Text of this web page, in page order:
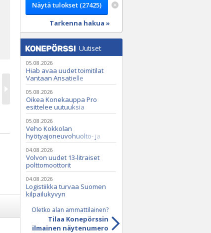
Tarkenna hakua »
Uutiset
05.08.2026
Hiab avaa uudet toimitilat
Vantaan Ansatielle
05.08.2026
Oikea Konekauppa Pro
esittelee uutuuksia
ammattikäyttöön
05.08.2026
Veho Kokkolan
hyötyajoneuvohuolto- ja
varaosatoiminnot Q2 Service
Oy:lle lokakuussa
04.08.2026
Volvon uudet 13-litraiset
polttomoottorit
04.08.2026
Logistiikka turvaa Suomen
kilpailukyvyn
Oletko alan ammattilainen?
Tilaa Konepörssin
ilmainen näytenumero